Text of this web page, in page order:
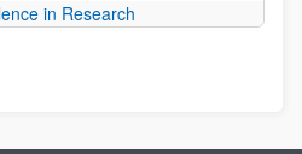
in Research